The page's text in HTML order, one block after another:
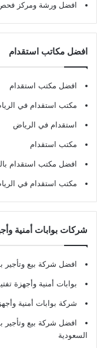
افضل ورشة ومركز فحص
افضل مكاتب استقدام
افضل مكتب استقدام
مكتب استقدام في
استقدام في الرياض
مكتب استقدام
افضل مكتب استقدام
مكتب استقدام في
شركات بوابات أمنية
افضل شركة بيع وتأجير
بوابات أمنية وأجهزة
شركة بوابات أمنية
افضل شركة بيع وتأجير
السعودية